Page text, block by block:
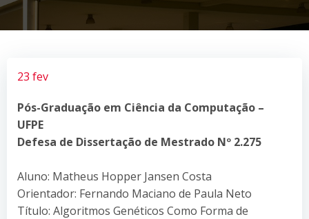
23 fev
Pós-Graduação em Ciência da Computação –
UFPE
Defesa de Dissertação de Mestrado Nº 2.275
Aluno: Matheus Hopper Jansen Costa
Orientador: Fernando Maciano de Paula Neto
Título: Algoritmos Genéticos Como Forma de